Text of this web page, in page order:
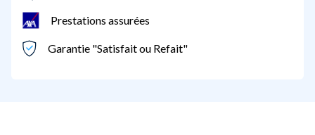
Prestations assurées
Garantie "Satisfait ou Refait"